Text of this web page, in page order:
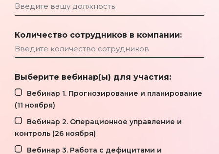
Количество сотрудников в компании:
Выберите вебинар(ы) для участия:
Вебинар 1. Прогнозирование и планирование
(11 ноября)
Вебинар 2. Операционное управление и
контроль (26 ноября)
Вебинар 3. Работа с дефицитами и